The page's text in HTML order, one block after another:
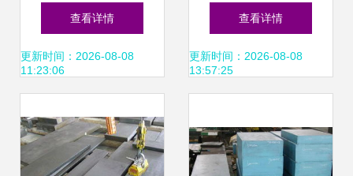
钢 高品质整板、零
切与精密加工一体
查看详情
更新时间：2026-08-08
11:23:06
模具钢产品列表
查看详情
更新时间：2026-08-08
13:57:25